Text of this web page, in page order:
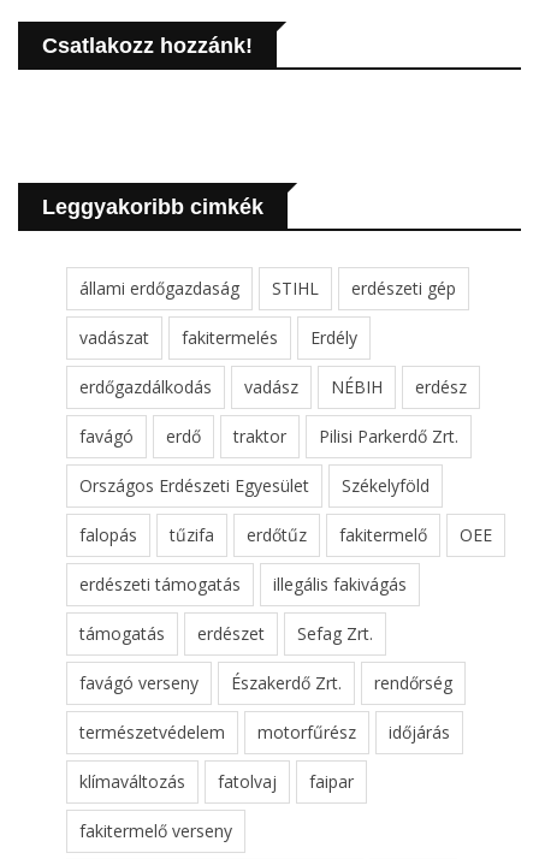
Csatlakozz hozzánk!
Leggyakoribb cimkék
állami erdőgazdaság STIHL erdészeti gép
vadászat fakitermelés Erdély
erdőgazdálkodás vadász NÉBIH erdész
favágó erdő traktor Pilisi Parkerdő Zrt.
Országos Erdészeti Egyesület Székelyföld
falopás tűzifa erdőtűz fakitermelő OEE
erdészeti támogatás illegális fakivágás
támogatás erdészet Sefag Zrt.
favágó verseny Északerdő Zrt. rendőrség
természetvédelem motorfűrész időjárás
klímaváltozás fatolvaj faipar
fakitermelő verseny